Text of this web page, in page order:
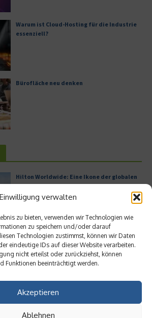
Einwilligung verwalten
zu bieten, verwenden wir Technologien wie
zu speichern und/oder darauf
Technologien zustimmst, können wir Daten
eindeutige IDs auf dieser Website verarbeiten.
nicht erteilst oder zurückziehst, können
Funktionen beeinträchtigt werden.
Akzeptieren
Ablehnen
Warum ist Cloud-Hosting für die Industrie
essenziell?
Bürofläche neu denken
Hilton Worldwide: Eine Ikone der globalen
Hotellerie im Wandel der Zeit
Leitfaden zur Eröffnung eines
Geschäftskontos für kleine Unternehmen
Digitalisierung als Wettbewerbsvorteil